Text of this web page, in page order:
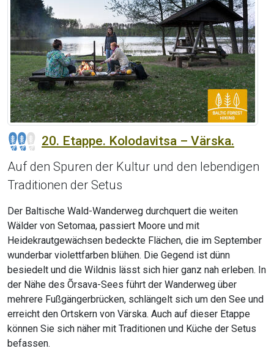
20. Etappe. Kolodavitsa – Värska.
Auf den Spuren der Kultur und den lebendigen
Traditionen der Setus
Der Baltische Wald-Wanderweg durchquert die weiten
Wälder von Setomaa, passiert Moore und mit
Heidekrautgewächsen bedeckte Flächen, die im September
wunderbar violettfarben blühen. Die Gegend ist dünn
besiedelt und die Wildnis lässt sich hier ganz nah erleben. In
der Nähe des Õrsava-Sees führt der Wanderweg über
mehrere Fußgängerbrücken, schlängelt sich um den See und
erreicht den Ortskern von Värska. Auch auf dieser Etappe
können Sie sich näher mit Traditionen und Küche der Setus
befassen.